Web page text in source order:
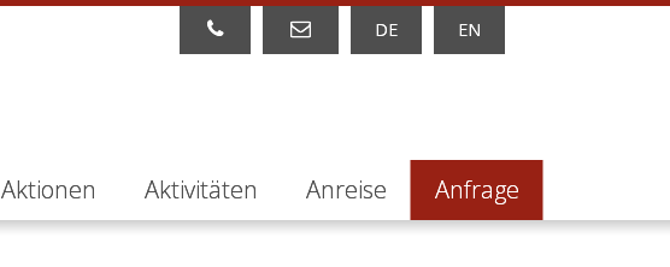
DE EN
Aktionen Aktivitäten Anreise Anfrage